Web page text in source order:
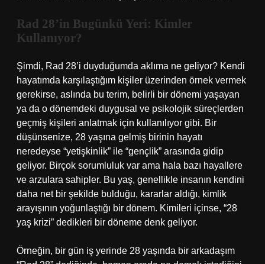
Rad 28’in Bugünkü Yeri: Kimler
Kullanıyor?
Şimdi, Rad 28’i duyduğumda aklıma ne geliyor? Kendi
hayatımda karşılaştığım kişiler üzerinden örnek vermek
gerekirse, aslında bu terim, belirli bir dönemi yaşayan
ya da o dönemdeki duygusal ve psikolojik süreçlerden
geçmiş kişileri anlatmak için kullanılıyor gibi. Bir
düşünsenize, 28 yaşına gelmiş birinin hayatı
neredeyse “yetişkinlik” ile “gençlik” arasında gidip
geliyor. Birçok sorumluluk var ama hala bazı hayallere
ve arzulara sahipler. Bu yaş, genellikle insanın kendini
daha net bir şekilde bulduğu, kararlar aldığı, kimlik
arayışının yoğunlaştığı bir dönem. Kimileri içinse, “28
yaş krizi” dedikleri bir döneme denk geliyor.
Örneğin, bir gün iş yerinde 28 yaşında bir arkadaşım